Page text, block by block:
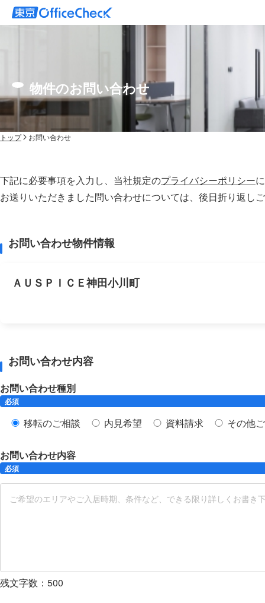
物件のお問い合わせ
トップ お問い合わせ
下記に必要事項を入力し、当社規定のプライバシーポリシー
お送りいただきました問い合わせについては、後⽇折り返し
お問い合わせ物件情報
ＡＵＳＰＩＣＥ神田小川町
お問い合わせ内容
お問い合わせ種別
必須
移転のご相談 内見希望 資料請求 その他
お問い合わせ内容
必須
残文字数： 500